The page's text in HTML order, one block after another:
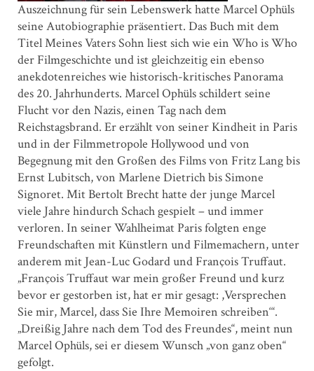
Auszeichnung für sein Lebenswerk hatte Marcel Ophüls
seine Autobiographie präsentiert. Das Buch mit dem
Titel Meines Vaters Sohn liest sich wie ein Who is Who
der Filmgeschichte und ist gleichzeitig ein ebenso
anekdotenreiches wie historisch-kritisches Panorama
des 20. Jahrhunderts. Marcel Ophüls schildert seine
Flucht vor den Nazis, einen Tag nach dem
Reichstagsbrand. Er erzählt von seiner Kindheit in Paris
und in der Filmmetropole Hollywood und von
Begegnung mit den Großen des Films von Fritz Lang bis
Ernst Lubitsch, von Marlene Dietrich bis Simone
Signoret. Mit Bertolt Brecht hatte der junge Marcel
viele Jahre hindurch Schach gespielt – und immer
verloren. In seiner Wahlheimat Paris folgten enge
Freundschaften mit Künstlern und Filmemachern, unter
anderem mit Jean-Luc Godard und François Truffaut.
„François Truffaut war mein großer Freund und kurz
bevor er gestorben ist, hat er mir gesagt: ,Versprechen
Sie mir, Marcel, dass Sie Ihre Memoiren schreiben‘“.
„Dreißig Jahre nach dem Tod des Freundes“, meint nun
Marcel Ophüls, sei er diesem Wunsch „von ganz oben“
gefolgt.